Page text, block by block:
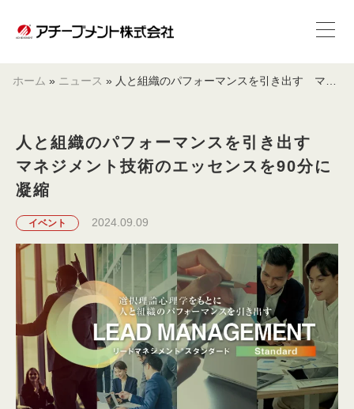
ホーム » ニュース » 人と組織のパフォーマンスを引き出す マネジメント技術のエッセンスを90分に凝縮
人と組織のパフォーマンスを引き出す
マネジメント技術のエッセンスを90分に
凝縮
イベント 2024.09.09